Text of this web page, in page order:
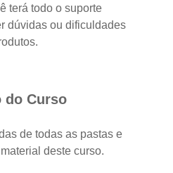
terá todo o suporte
dúvidas ou dificuldades
do Curso
de todas as pastas e
deste curso.